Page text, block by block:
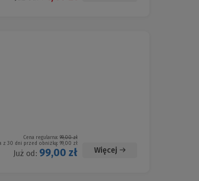
Cena regularna: 99,00 zł
z 30 dni przed obniżką: 99,00 zł
Już od: 99,00 zł Więcej